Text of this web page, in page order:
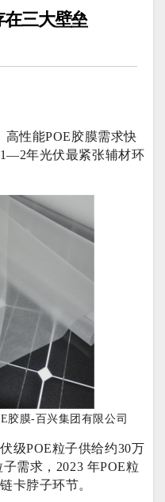
在三大壁垒
高性能POE胶膜需求快
年光伏最紧张辅材环
胶膜-百兴集团有限公司
级POE粒子供给约30万
需求，2023 年POE粒
卡脖子环节。